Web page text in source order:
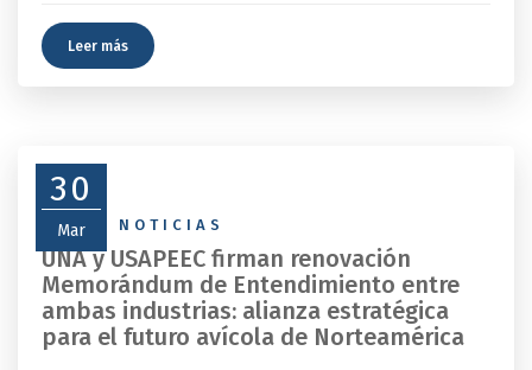
Leer más
30
Mar
NEWS NOTICIAS
UNA y USAPEEC firman renovación
Memorándum de Entendimiento entre
ambas industrias: alianza estratégica
para el futuro avícola de Norteamérica